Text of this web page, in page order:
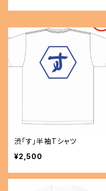
渋「す」半袖Tシャツ
¥2,500